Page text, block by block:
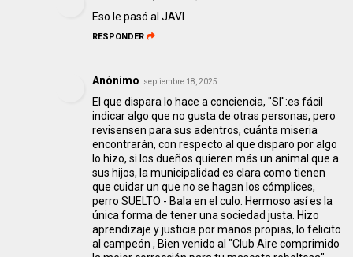
Eso le pasó al JAVI
RESPONDER
Anónimo septiembre 18, 2025
El que dispara lo hace a conciencia, "SI":es fácil
indicar algo que no gusta de otras personas, pero
revisensen para sus adentros, cuánta miseria
encontrarán, con respecto al que disparo por algo
lo hizo, si los dueños quieren más un animal que a
sus hijos, la municipalidad es clara como tienen
que cuidar un que no se hagan los cómplices,
perro SUELTO - Bala en el culo. Hermoso así es la
única forma de tener una sociedad justa. Hizo
aprendizaje y justicia por manos propias, lo felicito
al campeón , Bien venido al "Club Aire comprimido